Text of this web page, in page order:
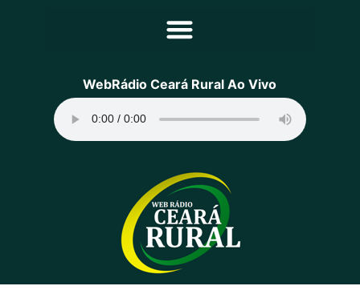
Principal
Programação
Equipe
Contato
Sobre
WebRádio Ceará Rural Ao Vivo